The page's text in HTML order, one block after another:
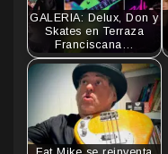
GALERIA: Delux, Don y
Skates en Terraza
Franciscana…